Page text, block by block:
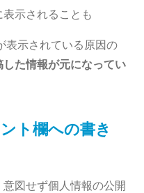
示されることも
表示されている原因の
た情報が元になってい
ト欄への書き
図せず個人情報の公開